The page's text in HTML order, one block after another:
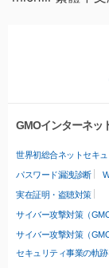
GMOインターネッ
世界初総合ネットセキ
パスワード漏洩診断
実在証明・盗聴対策
サイバー攻撃対策（
サイバー攻撃対策（GMO
セキュリティ事業の軌跡